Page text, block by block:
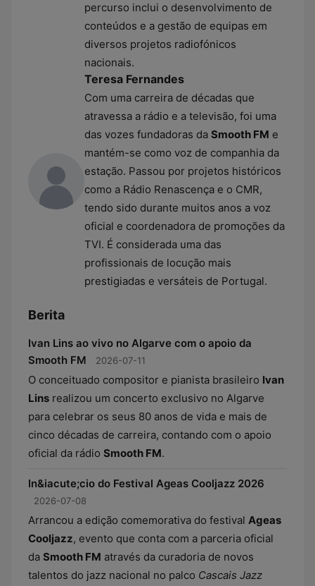
percurso inclui o desenvolvimento de
conteúdos e a gestão de equipas em
diversos projetos radiofónicos
nacionais.
Teresa Fernandes
Com uma carreira de décadas que
atravessa a rádio e a televisão, foi uma
das vozes fundadoras da Smooth FM e
mantém-se como voz de companhia da
estação. Passou por projetos históricos
como a Rádio Renascença e o CMR,
tendo sido durante muitos anos a voz
oficial e coordenadora de promoções da
TVI. É considerada uma das
profissionais de locução mais
prestigiadas e versáteis de Portugal.
Berita
Ivan Lins ao vivo no Algarve com o apoio da
Smooth FM
2026-07-11
O conceituado compositor e pianista brasileiro Ivan
Lins realizou um concerto exclusivo no Algarve
para celebrar os seus 80 anos de vida e mais de
cinco décadas de carreira, contando com o apoio
oficial da rádio Smooth FM.
In&iacute;cio do Festival Ageas Cooljazz 2026
2026-07-08
Arrancou a edição comemorativa do festival Ageas
Cooljazz, evento que conta com a parceria oficial
da Smooth FM através da curadoria de novos
talentos do jazz nacional no palco Cascais Jazz